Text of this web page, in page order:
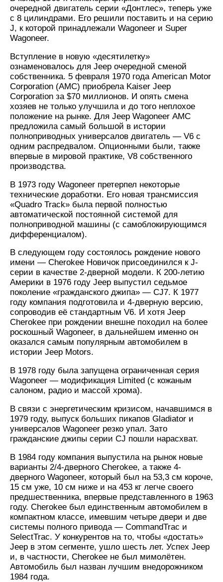
очередной двигатель серии «Донтлес», теперь уже
с 8 цилиндрами. Его решили поставить и на серию
J, к которой принадлежали Wagoneer и Super
Wagoneer.
Вступление в новую «десятилетку»
ознаменовалось для Jeep очередной сменой
собственника. 5 февраля 1970 года American Motor
Corporation (АМС) приобрела Kaiser Jeep
Corporation за $70 миллионов. И опять смена
хозяев не только улучшила и до того неплохое
положение на рынке. Для Jeep Wagoneer АМС
предложила самый большой в истории
полноприводных универсалов двигатель — V6 с
одним распредвалом. Опционными были, также
впервые в мировой практике, V8 собственного
производства.
В 1973 году Wagoneer претерпел некоторые
технические доработки. Его новая трансмиссия
«Quadro Track» была первой полностью
автоматической постоянной системой для
полноприводной машины (с самоблокирующимся
дифференциалом).
В следующем году состоялось рождение нового
имени — Cherokee Новичок присоединился к J-
серии в качестве 2-дверной модели. К 200-летию
Америки в 1976 году Jeep выпустил седьмое
поколение «гражданского джипа» — CJ7. К 1977
году компания подготовила и 4-дверную версию,
сопроводив её стандартным V6. И хотя Jeep
Cherokee при рождении внешне походил на более
роскошный Wagoneer, в дальнейшем именно он
оказался самым популярным автомобилем в
истории Jeep Motors.
В 1978 году была запущена ограниченная серия
Wagoneer — модификация Limited (с кожаным
салоном, радио и массой хрома).
В связи с энергетическим кризисом, начавшимся в
1979 году, выпуск больших пикапов Gladiator и
универсалов Wagoneer резко упал. Зато
гражданские джипы серии CJ пошли нарасхват.
В 1984 году компания выпустила на рынок новые
варианты 2/4-дверного Cherokee, а также 4-
дверного Wagoneer, который был на 53,3 см короче,
15 см уже, 10 см ниже и на 453 кг легче своего
предшественника, впервые представленного в 1963
году. Cherokee был единственным автомобилем в
компактном классе, имевшим четыре двери и две
системы полного привода — CommandTrac и
SelectTrac. У конкурентов на то, чтобы «достать»
Jeep в этом сегменте, ушло шесть лет. Успех Jeep
и, в частности, Cherokee не был мимолётен.
Автомобиль был назван лучшим внедорожником
1984 года.